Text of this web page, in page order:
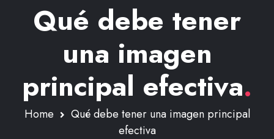
Qué debe tener
una imagen
principal efectiva.
Home
Qué debe tener una imagen principal
efectiva